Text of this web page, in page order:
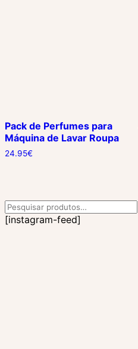
Pack de Perfumes para
Máquina de Lavar Roupa
24.95€
Pesquisar
por:
[instagram-feed]